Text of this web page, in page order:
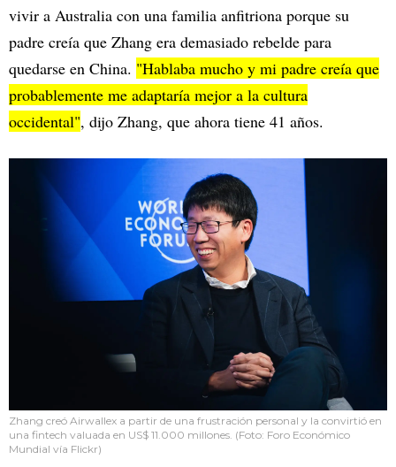
vivir a Australia con una familia anfitriona porque su
padre creía que Zhang era demasiado rebelde para
quedarse en China. "Hablaba mucho y mi padre creía que
probablemente me adaptaría mejor a la cultura
occidental", dijo Zhang, que ahora tiene 41 años.
Zhang creó Airwallex a partir de una frustración personal y la convirtió en
una fintech valuada en US$ 11.000 millones. (Foto: Foro Económico
Mundial vía Flickr)